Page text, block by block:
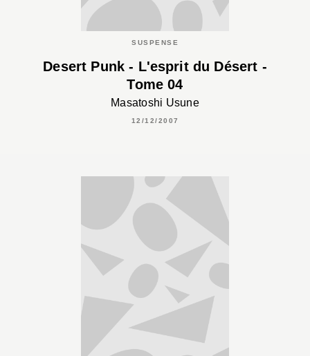
SUSPENSE
Desert Punk - L'esprit du Désert -
Tome 04
Masatoshi Usune
12/12/2007